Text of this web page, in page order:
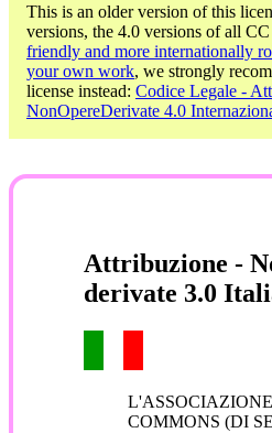
This is an older version of this
versions, the 4.0 versions of all CC
friendly and more internationally
your own work, we strongly
license instead: Codice Legale -
NonOpereDerivate 4.0
Attribuzione -
derivate 3.0
COMMONS (DI